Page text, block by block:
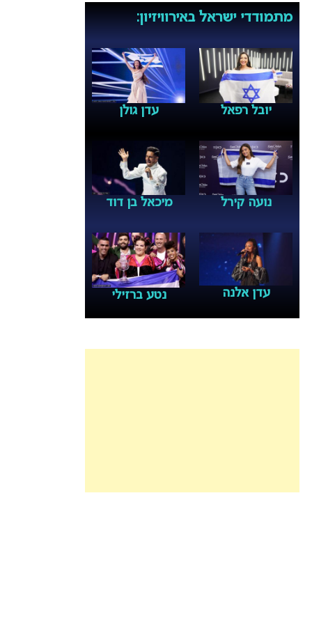
מתמודדי ישראל באירוויזיון:
יובל רפאל עדן גולן
נועה קירל מיכאל בן דוד
עדן אלנה נטע ברזילי